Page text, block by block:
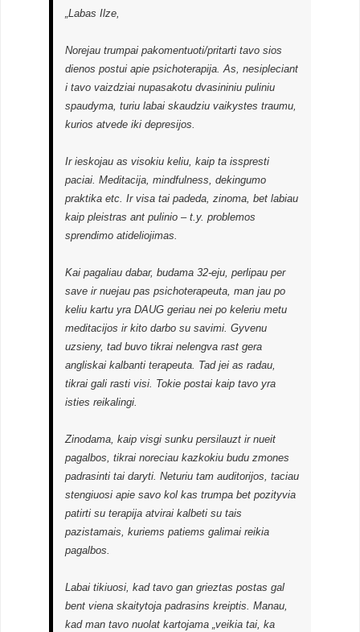
„Labas Ilze,
Norejau trumpai pakomentuoti/pritarti tavo sios
dienos postui apie psichoterapija. As, nesipleciant
i tavo vaizdziai nupasakotu dvasininiu puliniu
spaudyma, turiu labai skaudziu vaikystes traumu,
kurios atvede iki depresijos.
Ir ieskojau as visokiu keliu, kaip ta isspresti
paciai. Meditacija, mindfulness, dekingumo
praktika etc. Ir visa tai padeda, zinoma, bet labiau
kaip pleistras ant pulinio – t.y. problemos
sprendimo atideliojimas.
Kai pagaliau dabar, budama 32-eju, perlipau per
save ir nuejau pas psichoterapeuta, man jau po
keliu kartu yra DAUG geriau nei po keleriu metu
meditacijos ir kito darbo su savimi. Gyvenu
uzsieny, tad buvo tikrai nelengva rast gera
angliskai kalbanti terapeuta. Tad jei as radau,
tikrai gali rasti visi. Tokie postai kaip tavo yra
isties reikalingi.
Zinodama, kaip visgi sunku persilauzt ir nueit
pagalbos, tikrai noreciau kazkokiu budu zmones
padrasinti tai daryti. Neturiu tam auditorijos, taciau
stengiuosi apie savo kol kas trumpa bet pozityvia
patirti su terapija atvirai kalbeti su tais
pazistamais, kuriems patiems galimai reikia
pagalbos.
Labai tikiuosi, kad tavo gan grieztas postas gal
bent viena skaitytoja padrasins kreiptis. Manau,
kad man tavo nuolat kartojama „veikia tai, ka